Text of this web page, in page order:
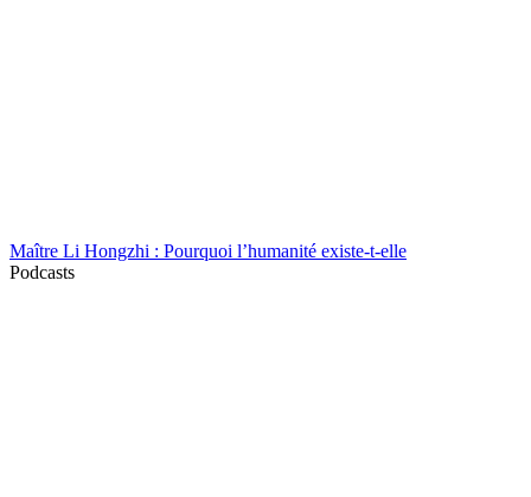
Maître Li Hongzhi : Pourquoi l’humanité existe-t-elle
Podcasts